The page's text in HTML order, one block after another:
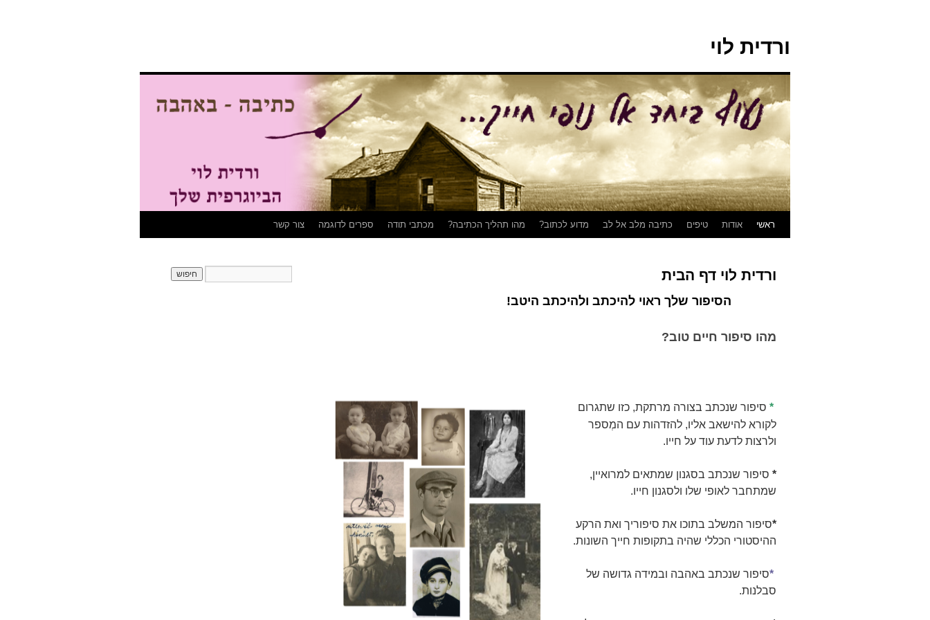
ורדית לוי
לדלגראשי אודות טיפים כתיבה מלב אל לב מדוע לכתוב? מהו תהליך הכתיבה? מכתבי תודה ספרים לדוגמה צור קשר
ורדית לוי דף הבית
הסיפור שלך ראוי להיכתב ולהיכתב היטב!
מהו סיפור חיים טוב?
* סיפור שנכתב בצורה מרתקת, כזו שתגרום
לקורא להישאב אליו, להזדהות עם המְספר
ולרצות לדעת עוד על חייו.
* סיפור שנכתב בסגנון שמתאים למרואיין,
שמתחבר לאופי שלו ולסגנון חייו.
*סיפור המשלב בתוכו את סיפוריך ואת הרקע
ההיסטורי הכללי שהיה בתקופות חייך השונות.
*סיפור שנכתב באהבה ובמידה גדושה של
סבלנות.